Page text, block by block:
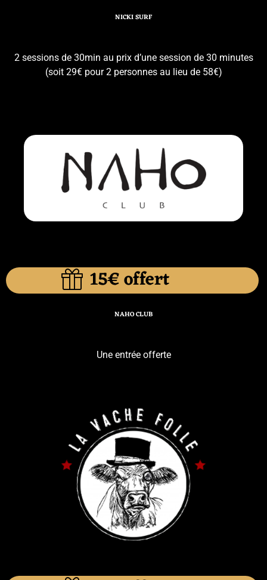
NICKI SURF
2 sessions de 30min au prix d’une session de 30 minutes
(soit 29€ pour 2 personnes au lieu de 58€)
15€ offert
NAHO CLUB
Une entrée offerte